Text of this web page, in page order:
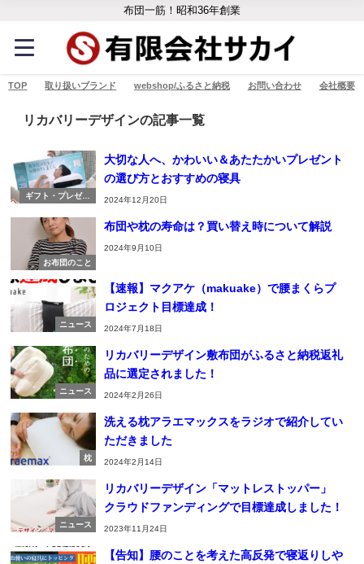
布団一筋！昭和36年創業
TOP 取り扱いブランド webshop/ふるさと納税 お問い合わせ 会社概要
リカバリーデザインの記事一覧
ギフト・プレゼン
大切な人へ、かわいい＆あたたかいプレゼント
の選び方とおすすめの寝具
2024年12月20日
お布団のこと
布団や枕の寿命は？買い替え時について解説
2024年9月10日
ニュース
【速報】マクアケ（makuake）で腰まくらプ
ロジェクト目標達成！
2024年7月18日
ニュース
リカバリーデザイン敷布団がふるさと納税返礼
品に選定されました！
2024年2月26日
枕
洗える枕アラエマックスをラジオで紹介してい
ただきました
2024年2月14日
ニュース
リカバリーデザイン「マットレストッパー」
クラウドファンディングで目標達成しました！
2023年11月24日
【告知】腰のことを考えた高反発で寝返りしや